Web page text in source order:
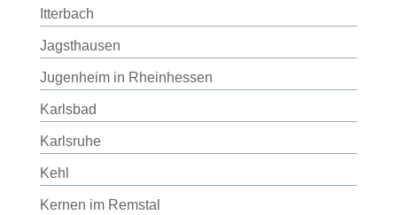
Itterbach
Jagsthausen
Jugenheim in Rheinhessen
Karlsbad
Karlsruhe
Kehl
Kernen im Remstal